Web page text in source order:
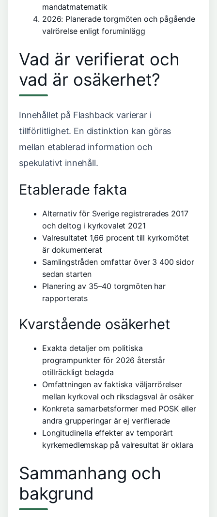
mandatmatematik
2026: Planerade torgmöten och pågående
valrörelse enligt foruminlägg
Vad är verifierat och
vad är osäkerhet?
Innehållet på Flashback varierar i
tillförlitlighet. En distinktion kan göras
mellan etablerad information och
spekulativt innehåll.
Etablerade fakta
Alternativ för Sverige registrerades 2017
och deltog i kyrkovalet 2021
Valresultatet 1,66 procent till kyrkomötet
är dokumenterat
Samlingstråden omfattar över 3 400 sidor
sedan starten
Planering av 35–40 torgmöten har
rapporterats
Kvarstående osäkerhet
Exakta detaljer om politiska
programpunkter för 2026 återstår
otillräckligt belagda
Omfattningen av faktiska väljarrörelser
mellan kyrkoval och riksdagsval är osäker
Konkreta samarbetsformer med POSK eller
andra grupperingar är ej verifierade
Longitudinella effekter av temporärt
kyrkemedlemskap på valresultat är oklara
Sammanhang och
bakgrund